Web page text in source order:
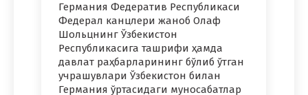
Германия Федератив Республикаси
Федерал канцлери жаноб Олаф
Шольцнинг Ўзбекистон
Республикасига ташрифи ҳамда
давлат раҳбарларининг бўлиб ўтган
учрашувлари Ўзбекистон билан
Германия ўртасидаги муносабатлар